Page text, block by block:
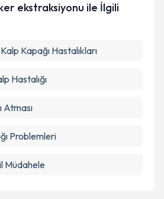
ve kişisel verilerimin belirtilen
kabul ediyorum.
Talebini Gönder
ekstraksiyonu ile İlgili
Kapağı Hastalıkları
Hastalığı
Atması
Problemleri
Müdahele